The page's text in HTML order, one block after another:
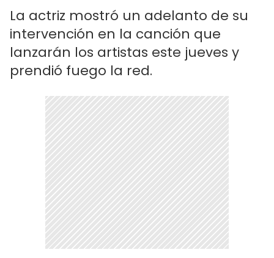
La actriz mostró un adelanto de su
intervención en la canción que
lanzarán los artistas este jueves y
prendió fuego la red.